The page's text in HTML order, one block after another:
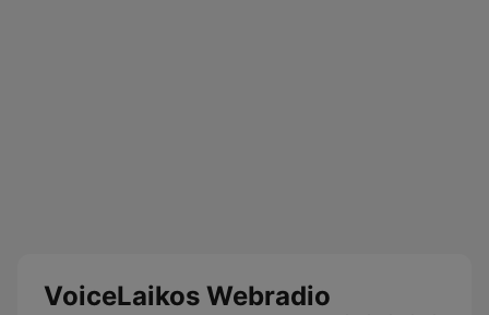
VoiceLaikos Webradio